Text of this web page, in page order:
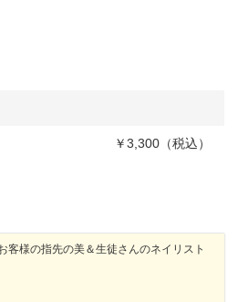
￥3,300（税込）
客様の指先の美＆生徒さんのネイリスト